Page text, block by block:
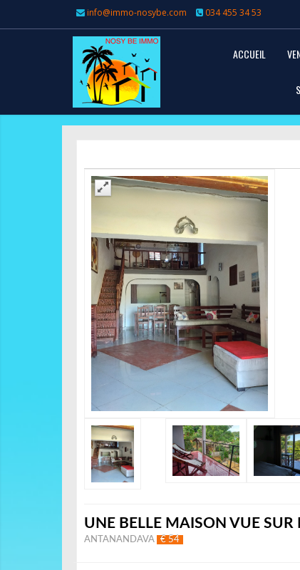
info@immo-nosybe.com 034 455 34 53
ACCUEIL
UNE BELLE MAISON VUE SUR
ANTANANDAVA € 54